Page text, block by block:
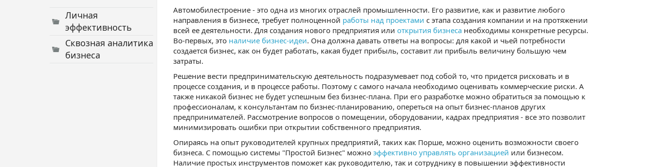
Личная
эффективность
Сквозная аналитика
бизнеса
Автомобилестроение - это одна из многих отраслей промышленности. Его развитие, как и развитие любого
направления в бизнесе, требует полноценной работы над проектами с этапа создания компании и на протяжении
всей ее деятельности. Для создания нового предприятия или открытия бизнеса необходимы конкретные ресурсы.
Во-первых, это наличие бизнес-идеи. Она должна давать ответы на вопросы: для какой и чьей потребности
создается бизнес, как он будет работать, какая будет прибыль, составит ли прибыль величину большую чем
затраты.
Решение вести предпринимательскую деятельность подразумевает под собой то, что придется рисковать и в
процессе создания, и в процессе работы. Поэтому с самого начала необходимо оценивать коммерческие риски. А
также никакой бизнес не будет успешным без бизнес-плана. При его разработке можно обратиться за помощью к
профессионалам, к консультантам по бизнес-планированию, опереться на опыт бизнес-планов других
предпринимателей. Рассмотрение вопросов о помещении, оборудовании, кадрах предприятия - все это позволит
минимизировать ошибки при открытии собственного предприятия.
Опираясь на опыт руководителей крупных предприятий, таких как Порше, можно оценить возможности своего
бизнеса. С помощью системы "Простой Бизнес" можно эффективно управлять организацией или бизнесом.
Наличие простых инструментов поможет как руководителю, так и сотруднику в повышении эффективности